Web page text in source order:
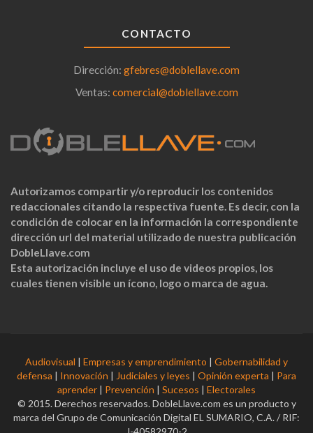
CONTACTO
Dirección: gfebres@doblellave.com
Ventas: comercial@doblellave.com
Autorizamos compartir y/o reproducir los contenidos
redaccionales citando la respectiva fuente. Es decir, con la
condición de colocar en la información la correspondiente
dirección url del material utilizado de nuestra publicación
DobleLlave.com
Esta autorización incluye el uso de videos propios, los
cuales tienen visible un ícono, logo o marca de agua.
Audiovisual | Empresas y emprendimiento | Gobernabilidad y
defensa | Innovación | Judiciales y leyes | Opinión experta | Para
aprender | Prevención | Sucesos | Electorales
© 2015. Derechos reservados. DobleLlave.com es un producto y
marca del Grupo de Comunicación Digital EL SUMARIO, C.A. / RIF: